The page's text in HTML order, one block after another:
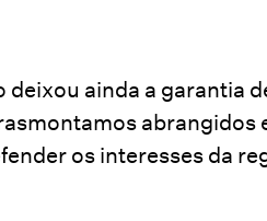
ainda a garantia
abrangidos
os interesses da